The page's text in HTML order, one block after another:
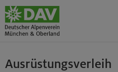
Ausrüstungsverleih